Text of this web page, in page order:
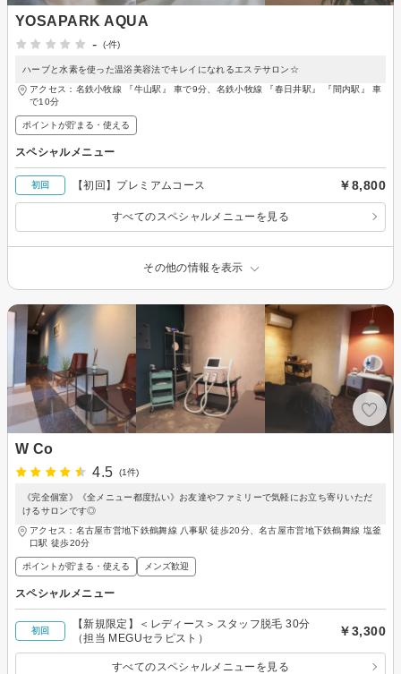
YOSAPARK AQUA
-
(-件)
ハーブと水素を使った温浴美容法でキレイになれるエステサロン☆
アクセス：名鉄小牧線 『牛山駅』 車で9分、名鉄小牧線 『春日井駅』 『間内駅』 車
で10分
ポイントが貯まる・使える
スペシャルメニュー
初回 【初回】プレミアムコース ￥8,800
すべてのスペシャルメニューを見る
その他の情報を表示
W Co
4.5
(1件)
《完全個室》《全メニュー都度払い》お友達やファミリーで気軽にお立ち寄りいただ
けるサロンです◎
アクセス：名古屋市営地下鉄鶴舞線 八事駅 徒歩20分、名古屋市営地下鉄鶴舞線 塩釜
口駅 徒歩20分
ポイントが貯まる・使える メンズ歓迎
スペシャルメニュー
初回
【新規限定】＜レディース＞スタッフ脱毛 30分
（担当 MEGUセラピスト）
￥3,300
すべてのスペシャルメニューを見る